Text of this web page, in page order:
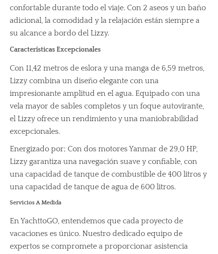
confortable durante todo el viaje. Con 2 aseos y un baño
adicional, la comodidad y la relajación están siempre a
su alcance a bordo del Lizzy.
Características Excepcionales
Con 11,42 metros de eslora y una manga de 6,59 metros,
Lizzy combina un diseño elegante con una
impresionante amplitud en el agua. Equipado con una
vela mayor de sables completos y un foque autovirante,
el Lizzy ofrece un rendimiento y una maniobrabilidad
excepcionales.
Energizado por; Con dos motores Yanmar de 29,0 HP,
Lizzy garantiza una navegación suave y confiable, con
una capacidad de tanque de combustible de 400 litros y
una capacidad de tanque de agua de 600 litros.
Servicios A Medida
En YachttoGO, entendemos que cada proyecto de
vacaciones es único. Nuestro dedicado equipo de
expertos se compromete a proporcionar asistencia